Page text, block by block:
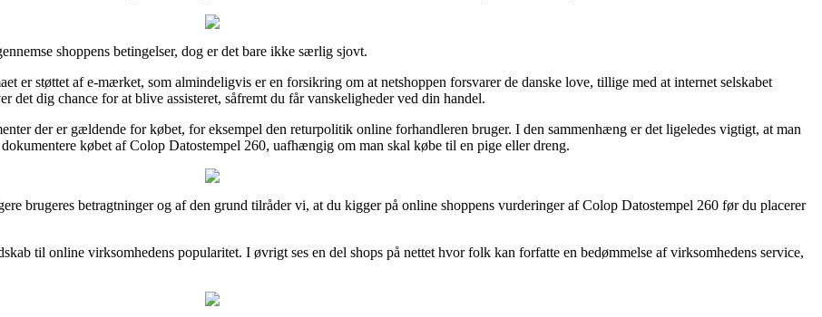
shoppens betingelser, dog er det bare ikke særlig sjovt.
er støttet af e-mærket, som almindeligvis er en forsikring om at netshoppen forsvarer de danske love, tillige med at internet selskabet
det dig chance for at blive assisteret, såfremt du får vanskeligheder ved din handel.
der er gældende for købet, for eksempel den returpolitik online forhandleren bruger. I den sammenhæng er det ligeledes vigtigt, at man
købet af Colop Datostempel 260, uafhængig om man skal købe til en pige eller dreng.
brugeres betragtninger og af den grund tilråder vi, at du kigger på online shoppens vurderinger af Colop Datostempel 260 før du placerer
til online virksomhedens popularitet. I øvrigt ses en del shops på nettet hvor folk kan forfatte en bedømmelse af virksomhedens service,